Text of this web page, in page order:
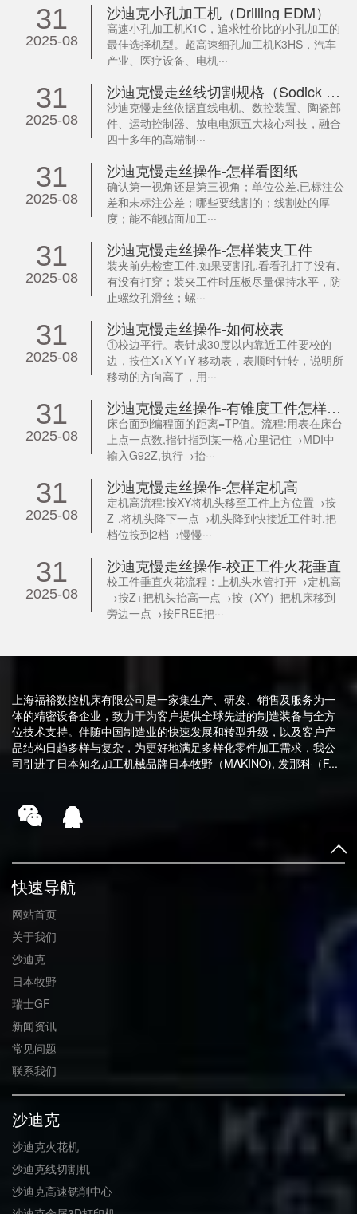
31
2025-08
沙迪克小孔加工机（Drilling EDM）
高速小孔加工机K1C，追求性价比的小孔加工的
最佳选择机型。超高速细孔加工机K3HS，汽车
产业、医疗设备、电机···
31
2025-08
沙迪克慢走丝线切割规格（Sodick WEDM）
沙迪克慢走丝依据直线电机、数控装置、陶瓷部
件、运动控制器、放电电源五大核心科技，融合
四十多年的高端制···
31
2025-08
沙迪克慢走丝操作-怎样看图纸
确认第一视角还是第三视角；单位公差,已标注公
差和未标注公差；哪些要线割的；线割处的厚
度；能不能贴面加工···
31
2025-08
沙迪克慢走丝操作-怎样装夹工件
装夹前先检查工件,如果要割孔,看看孔打了没有,
有没有打穿；装夹工件时压板尽量保持水平，防
止螺纹孔滑丝；螺···
31
2025-08
沙迪克慢走丝操作-如何校表
①校边平行。表针成30度以内靠近工件要校的
边，按住X+X-Y+Y-移动表，表顺时针转，说明所
移动的方向高了，用···
31
2025-08
沙迪克慢走丝操作-有锥度工件怎样设置TP值
床台面到编程面的距离=TP值。流程:用表在床台
上点一点数,指针指到某一格,心里记住→MDI中
输入G92Z,执行→抬···
31
2025-08
沙迪克慢走丝操作-怎样定机高
定机高流程:按XY将机头移至工件上方位置→按
Z-,将机头降下一点→机头降到快接近工件时,把
档位按到2档→慢慢···
31
2025-08
沙迪克慢走丝操作-校正工件火花垂直
校工件垂直火花流程：上机头水管打开→定机高
→按Z+把机头抬高一点→按（XY）把机床移到
旁边一点→按FREE把···
上海福裕数控机床有限公司是一家集生产、研发、销售及服务为一
体的精密设备企业，致力于为客户提供全球先进的制造装备与全方
位技术支持。伴随中国制造业的快速发展和转型升级，以及客户产
品结构日趋多样与复杂，为更好地满足多样化零件加工需求，我公
司引进了日本知名加工机械品牌日本牧野（MAKINO), 发那科（F...
快速导航
网站首页
关于我们
沙迪克
日本牧野
瑞士GF
新闻资讯
常见问题
联系我们
沙迪克
沙迪克火花机
沙迪克线切割机
沙迪克高速铣削中心